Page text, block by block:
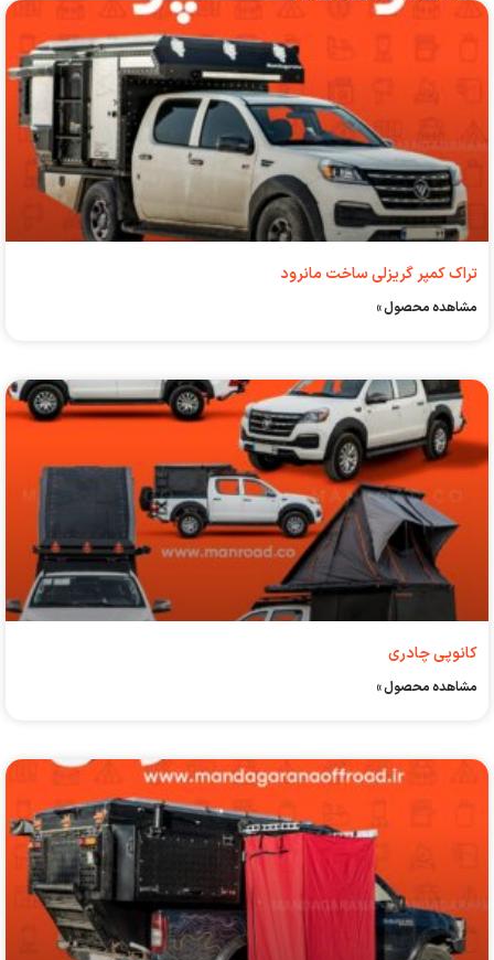
تراک کمپر گریزلی ساخت مانرود
مشاهده محصول »
کانوپی چادری
مشاهده محصول »